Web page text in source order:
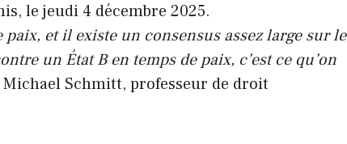
et il existe un consensus assez large sur le
un État B en temps de paix, c’est ce qu’on
Michael Schmitt, professeur de droit